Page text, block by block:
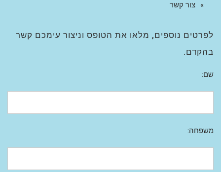
צור קשר
לפרטים נוספים, מלאו את הטופס וניצור עימכם קשר
בהקדם.
שם:
משפחה: